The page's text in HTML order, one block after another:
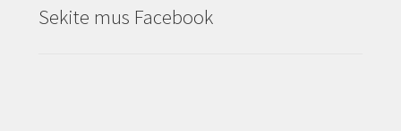
Sekite mus Facebook